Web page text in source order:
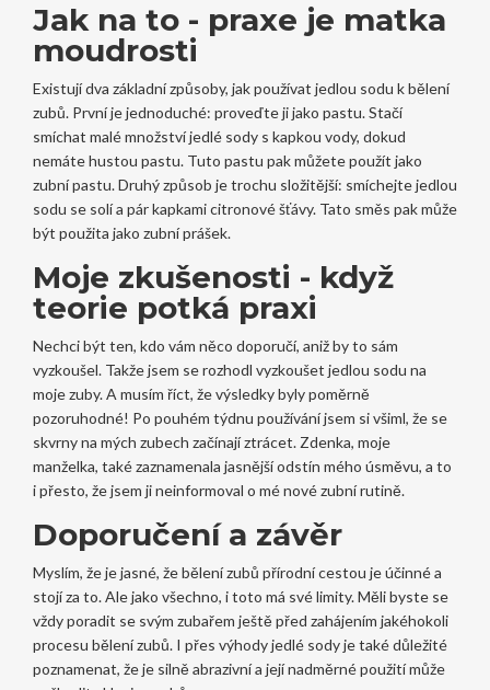
Jak na to - praxe je matka
moudrosti
Existují dva základní způsoby, jak používat jedlou sodu k bělení
zubů. První je jednoduché: proveďte ji jako pastu. Stačí
smíchat malé množství jedlé sody s kapkou vody, dokud
nemáte hustou pastu. Tuto pastu pak můžete použít jako
zubní pastu. Druhý způsob je trochu složitější: smíchejte jedlou
sodu se solí a pár kapkami citronové šťávy. Tato směs pak může
být použita jako zubní prášek.
Moje zkušenosti - když
teorie potká praxi
Nechci být ten, kdo vám něco doporučí, aniž by to sám
vyzkoušel. Takže jsem se rozhodl vyzkoušet jedlou sodu na
moje zuby. A musím říct, že výsledky byly poměrně
pozoruhodné! Po pouhém týdnu používání jsem si všiml, že se
skvrny na mých zubech začínají ztrácet. Zdenka, moje
manželka, také zaznamenala jasnější odstín mého úsměvu, a to
i přesto, že jsem ji neinformoval o mé nové zubní rutině.
Doporučení a závěr
Myslím, že je jasné, že bělení zubů přírodní cestou je účinné a
stojí za to. Ale jako všechno, i toto má své limity. Měli byste se
vždy poradit se svým zubařem ještě před zahájením jakéhokoli
procesu bělení zubů. I přes výhody jedlé sody je také důležité
poznamenat, že je silně abrazivní a její nadměrné použití může